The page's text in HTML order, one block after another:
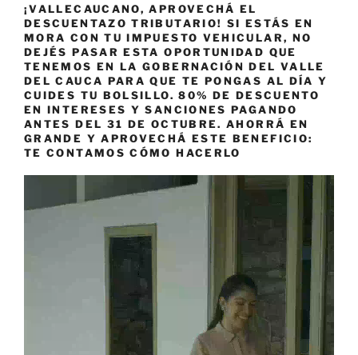
¡VALLECAUCANO, APROVECHÁ EL
DESCUENTAZO TRIBUTARIO! SI ESTÁS EN
MORA CON TU IMPUESTO VEHICULAR, NO
DEJÉS PASAR ESTA OPORTUNIDAD QUE
TENEMOS EN LA GOBERNACIÓN DEL VALLE
DEL CAUCA PARA QUE TE PONGAS AL DÍA Y
CUIDES TU BOLSILLO. 80% DE DESCUENTO
EN INTERESES Y SANCIONES PAGANDO
ANTES DEL 31 DE OCTUBRE. AHORRÁ EN
GRANDE Y APROVECHÁ ESTE BENEFICIO:
TE CONTAMOS CÓMO HACERLO